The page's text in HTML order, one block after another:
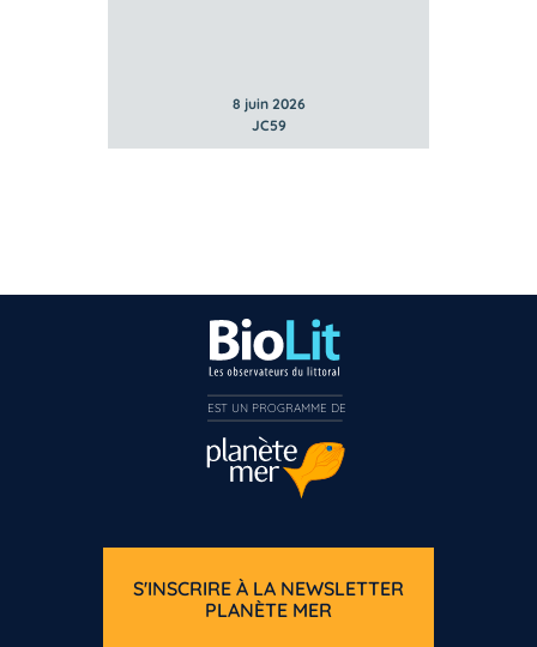
8 juin 2026
JC59
S'INSCRIRE À LA NEWSLETTER
PLANÈTE MER